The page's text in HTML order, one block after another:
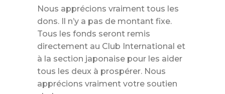
Nous apprécions vraiment tous les
dons. Il n’y a pas de montant fixe.
Tous les fonds seront remis
directement au Club International et
à la section japonaise pour les aider
tous les deux à prospérer. Nous
apprécions vraiment votre soutien